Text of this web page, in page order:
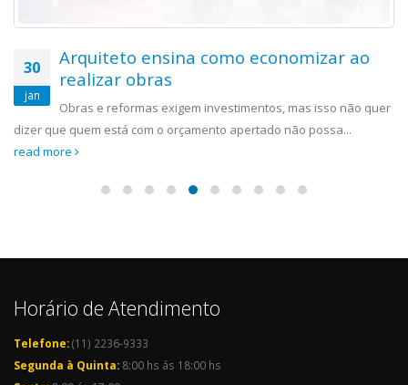
30
jan
Arquiteto ensina como economizar ao
realizar obras
Obras e reformas exigem investimentos, mas isso não quer
dizer que quem está com o orçamento apertado não possa...
read more
Horário de Atendimento
Telefone:(11) 2236-9333
Segunda à Quinta: 8:00 hs ás 18:00 hs